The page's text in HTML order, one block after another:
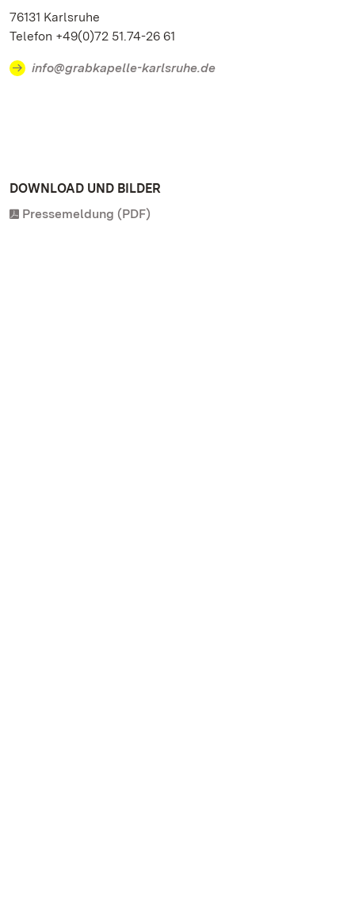
76131 Karlsruhe
Telefon +49(0)72 51.74-26 61
info@grabkapelle-karlsruhe.de
DOWNLOAD UND BILDER
Pressemeldung (PDF)